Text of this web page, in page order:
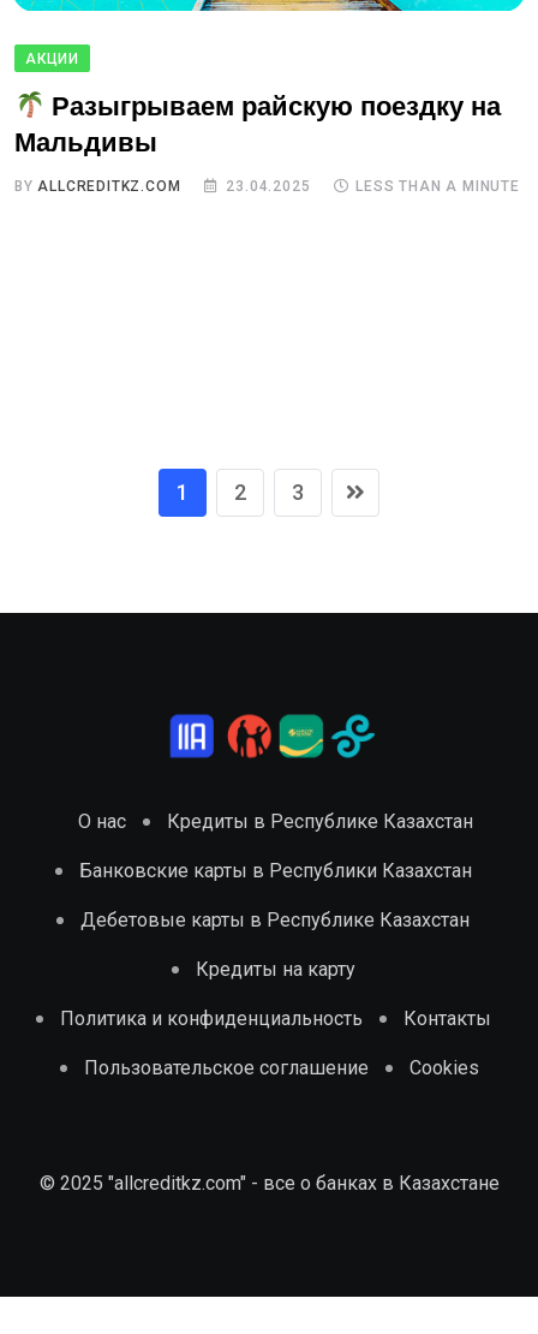
АКЦИИ
Разыгрываем райскую поездку на
Мальдивы
BYALLCREDITKZ.COM 23.04.2025 LESS THAN A MINUTE
1 2 3
О нас Кредиты в Республике Казахстан
Банковские карты в Республики Казахстан
Дебетовые карты в Республике Казахстан
Кредиты на карту
Политика и конфиденциальность Контакты
Пользовательское соглашение Cookies
© 2025 "allcreditkz.com" - все о банках в Казахстане